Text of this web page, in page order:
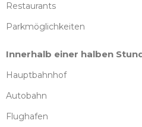
Restaurants
Parkmöglichkeiten
Innerhalb einer halben
Hauptbahnhof
Autobahn
Flughafen